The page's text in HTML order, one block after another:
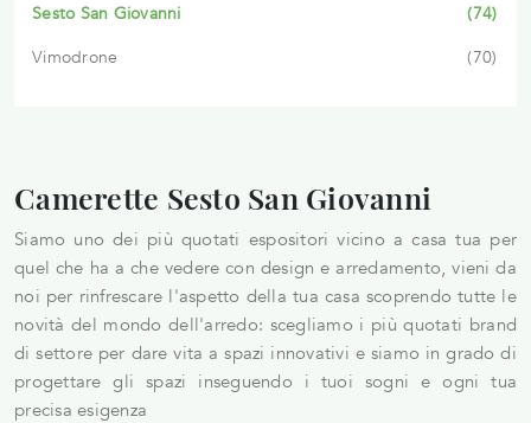
Sesto San Giovanni
74
Vimodrone
70
Camerette Sesto San Giovanni
Siamo uno dei più quotati espositori vicino a casa tua per
quel che ha a che vedere con design e arredamento, vieni da
noi per rinfrescare l'aspetto della tua casa scoprendo tutte le
novità del mondo dell'arredo: scegliamo i più quotati brand
di settore per dare vita a spazi innovativi e siamo in grado di
progettare gli spazi inseguendo i tuoi sogni e ogni tua
precisa esigenza